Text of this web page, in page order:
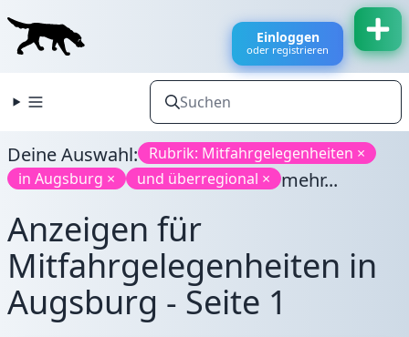
Einloggen
oder registrieren
Deine Auswahl:
Rubrik: Mitfahrgelegenheiten ×
in Augsburg ×
und überregional × mehr...
Anzeigen für
Mitfahrgelegenheiten in
Augsburg - Seite 1